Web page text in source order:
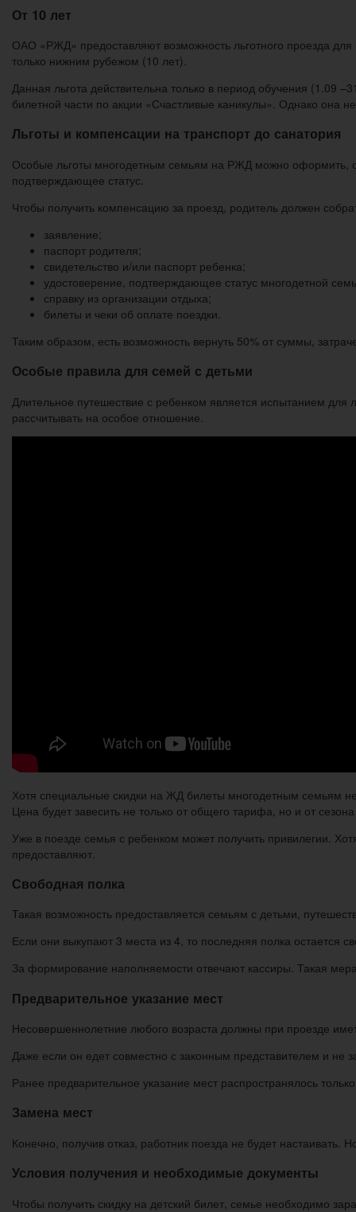
От 10 лет
ОАО «РЖД» предоставляют возможность льготного проезда
только нижним рубежом (10 лет).
Данная льгота действительна только в период обучения (1.09
билетной части по акции «Счастливые каникулы». Однако она
Льготы и компенсации на транспорт до санатория
Особые льготы многодетным семьям на РЖД можно оформить,
подтверждающее статус.
Чтобы получить компенсацию за проезд, родитель должен
заявление;
паспорт родителя;
свидетельство и/или паспорт ребенка;
удостоверение, подтверждающее статус многодетной
справку из организации отдыха;
билеты и чеки об оплате поездки.
Таким образом, есть возможность вернуть 50% от суммы,
Особые правила для семей с детьми
Длительное путешествие с ребенком является испытанием
рассчитывать на особое отношение.
Хотя специальные скидки на ЖД билеты многодетным семьям
Цена будет завесить не только от общего тарифа, но и от
Уже в поезде семья с ребенком может получить привилегии.
предоставляют.
Свободная полка
Такая возможность предоставляется семьям с детьми,
Если они выкупают 3 места из 4, то последняя полка остается
За формирование наполняемости отвечают кассиры. Такая
Предварительное указание мест
Несовершеннолетние любого возраста должны при проезде
Даже если он едет совместно с законным представителем и не
Ранее предварительное указание мест распространялось
Замена мест
Конечно, получив отказ, работник поезда не будет
Условия получения и необходимые документы
Чтобы получить скидку на детский билет, семье необходимо